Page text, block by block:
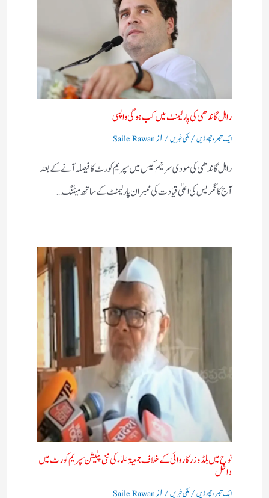
راہل گاندھی کی پارلیمنٹ میں کب ہوگی واپسی
ایک تبصرہ چھوڑیں/ملکی خبریں/ ازSaile Rawan
راہل گاندھی کی مودی سرنیم کیس میں سپریم کورٹ کا فیصلہ آنے کے بعد
آج کانگریس کی اعلیٰ قیادت کی ممبران پارلیمنٹ کے ساتھ میٹنگ…
نوح میں بلڈوزر کاروائی کے خلاف جمعیۃ علماء کی نئی پٹیشن سپریم کورٹ میں
داخل
ایک تبصرہ چھوڑیں/ملکی خبریں/ ازSaile Rawan